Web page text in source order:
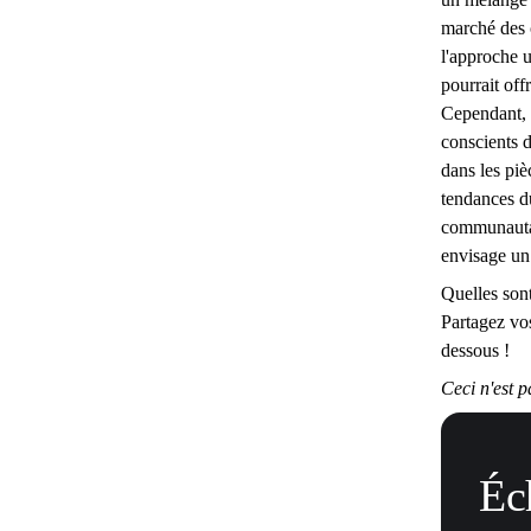
marché
l'approche
pourrait
conscients
dans les
tendances
envisage
Quelles
Partagez
dessous !
Ceci n'est